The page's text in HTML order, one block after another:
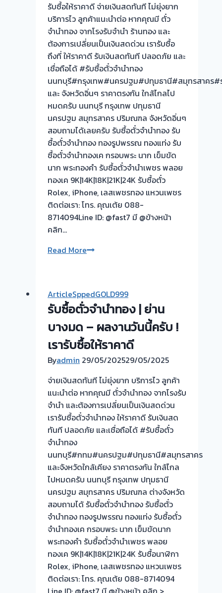
นนทบุรี
รับซื้อให้ราคาดี จ่ายเงินสดทันที ไม่ยุ่งยาก
บริการไว ลูกค้าแนะนำต่อ หากคุณมี ตั๋ว
จำนำทอง จากโรงรับจำนำ ร้านทอง และ
ต้องการเปลี่ยนเป็นเงินสดด่วน เรารับซื้อ
ถึงที่ ให้ราคาดี รับเงินสดทันที ปลอดภัย และ
เชื่อถือได้ #รับซื้อตั๋วจำนำทอง
นนทบุรี#กรุงเทพ#นครปฐม#ปทุมธานี#สมุทรสาคร#
และ จังหวัดอิ่นๆ ราคาตรงกัน ใกล้ไกลไป
หมดครับ นนทบุรี กรุงเทพ ปทุมธานี
นครปฐม สมุทรสาคร ปริมณฑล จังหวัดอิ่นๆ
สอบถามได้เลยครับ รับซื้อตั๋วจำนำทอง รับ
ซื้อตั๋วจำนำทอง ทองรูปพรรณ ทองแท่ง รับ
ซื้อตั๋วจำนำทองเค กรอบพระ นาก เข็มขัด
นาก พระทองคำ รับซื้อตั๋วจำนำเพชร พลอย
ทองเค 9K|14K|18K|21K|24K รับซื้อตั๋ว
Rolex, iPhone, เลสเพชรทอง แหวนเพชร
ติดต่อเรา: โทร. คุณเต้ย 088-
8714094Line ID: @fast7 มี @ข้างหน้า
คลิก…
Read Moreรับ
ทอง
ยินดี
บริการ
💰
รับ
ไถ่ถอน
โรง
จำนำ
ร้าน
ทอง
ประเมิน
ตั๋ว
ฟรี
จ่าย
สด
ทันที
ไม่
ต้อง
รอ
จบไว
📌
ผล
ArticleSppedGOLD999
รับซื้อตั่วจำนำทอง | ย่าน
บางมด – ผลงานวันนี้ครับ !
เรารับซื้อให้ราคาดี
Byadmin 29/05/202529/05/2025
จ่ายเงินสดทันที ไม่ยุ่งยาก บริการไว ลูกค้า
แนะนำต่อ หากคุณมี ตั๋วจำนำทอง จากโรงรับ
จำนำ และต้องการเปลี่ยนเป็นเงินสดด่วน
เรารับซื้อตั๋วจำนำทอง ให้ราคาดี รับเงินสด
ทันที ปลอดภัย และเชื่อถือได้ #รับซื้อตั๋ว
จำนำทอง
นนทบุรี#กทม#นครปฐม#ปทุมธานี#สมุทรสาคร
และจังหวัดใกล้เคียง ราคาตรงกัน ใกล้ไกล
ไปหมดครับ นนทบุรี กรุงเทพ ปทุมธานี
นครปฐม สมุทรสาคร ปริมณฑล ต่างจังหวัด
สอบถามได้ รับซื้อตั๋วจำนำทอง รับซื้อตั๋ว
จำนำทอง ทองรูปพรรณ ทองแท่ง รับซื้อตั๋ว
จำนำทองเค กรอบพระ นาก เข็มขัดนาก
พระทองคำ รับซื้อตั๋วจำนำเพชร พลอย
ทองเค 9K|14K|18K|21K|24K รับซื้อนาฬิกา
Rolex, iPhone, เลสเพชรทอง แหวนเพชร
ติดต่อเรา: โทร. คุณเต้ย 088-8714094